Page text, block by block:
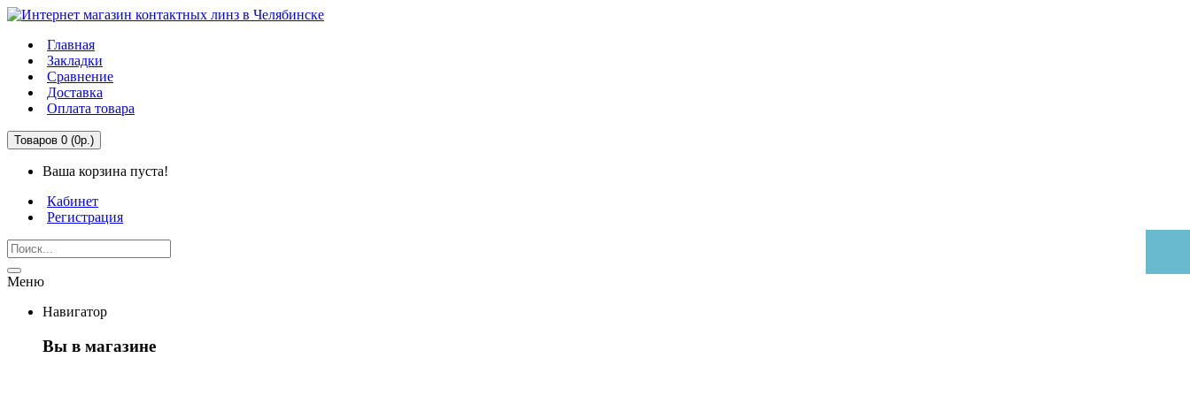
Главная
Закладки
Сравнение
Доставка
Оплата товара
Товаров 0 (0р.)
Ваша корзина пуста!
Кабинет
Регистрация
Меню
Навигатор
Вы в магазине